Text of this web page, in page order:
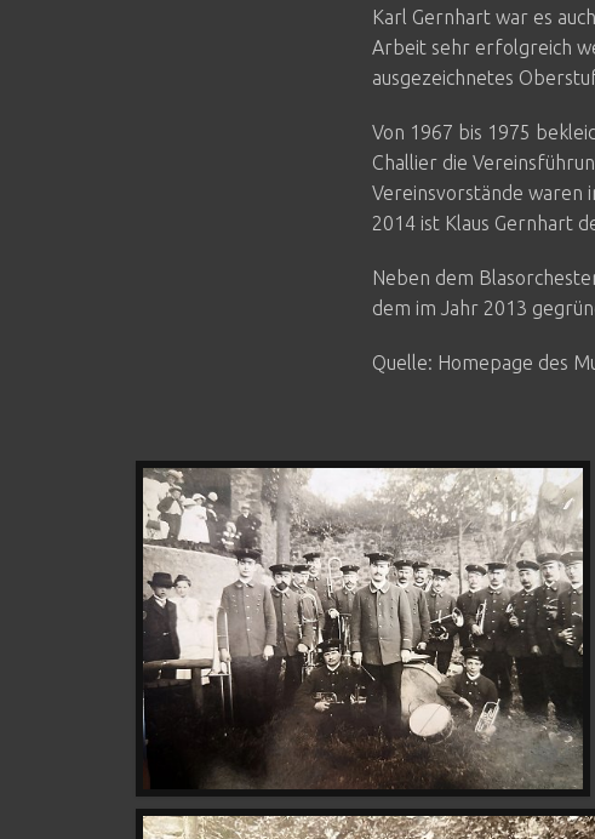
Karl Gernhart war es
Arbeit sehr erfolgreich
ausgezeichnetes
Von 1967 bis 1975
Challier die
Vereinsvorstände waren
2014 ist Klaus Gernhart
Neben dem
dem im Jahr 2013
Quelle: Homepage des